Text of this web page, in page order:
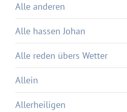
Alle anderen
Alle hassen Johan
Alle reden übers Wetter
Allein
Allerheiligen